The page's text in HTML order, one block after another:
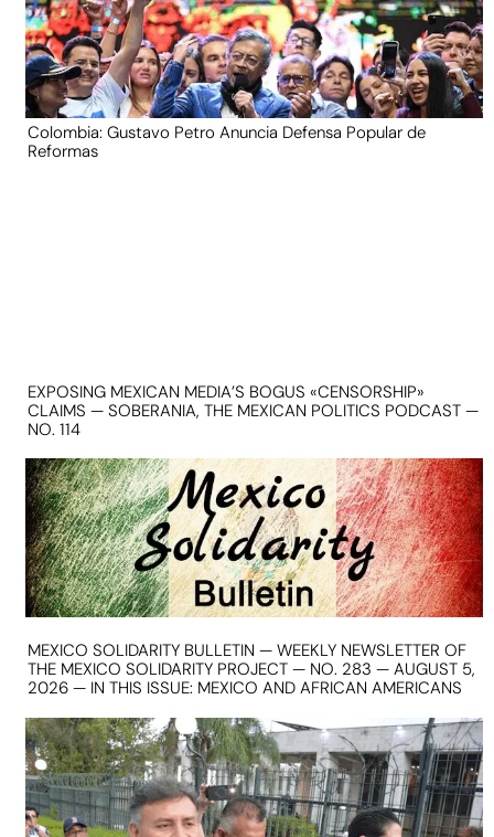
Colombia: Gustavo Petro Anuncia Defensa Popular de
Reformas
EXPOSING MEXICAN MEDIA’S BOGUS «CENSORSHIP»
CLAIMS — SOBERANIA, THE MEXICAN POLITICS PODCAST —
NO. 114
MEXICO SOLIDARITY BULLETIN — WEEKLY NEWSLETTER OF
THE MEXICO SOLIDARITY PROJECT — NO. 283 — AUGUST 5,
2026 — IN THIS ISSUE: MEXICO AND AFRICAN AMERICANS